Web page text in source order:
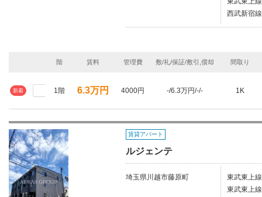
西武新宿
階 賃料 管理費 敷/礼/保証/敷引,償却 間取り
新着 1階 6.3万円 4000円 -/6.3万円/-/- 1K
賃貸アパート
ルジェンテ
埼玉県川越市藤原町
東武東上
東武東上